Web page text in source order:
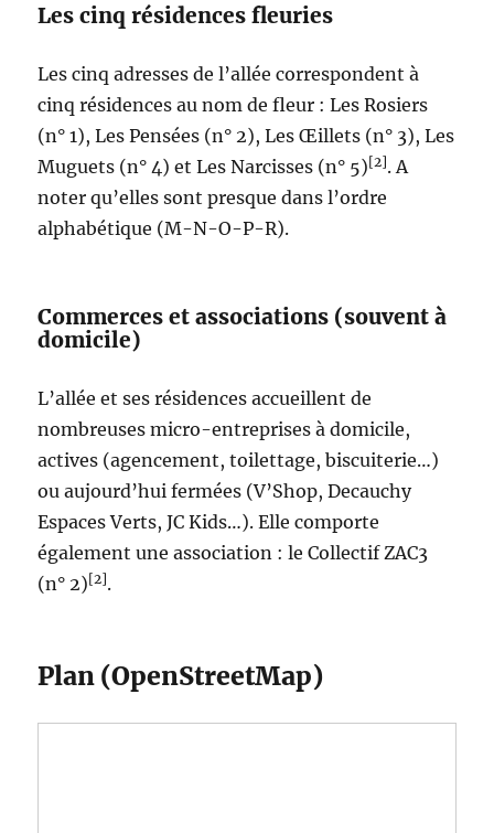
Les cinq résidences fleuries
Les cinq adresses de l’allée correspondent à
cinq résidences au nom de fleur : Les Rosiers
(n° 1), Les Pensées (n° 2), Les Œillets (n° 3), Les
Muguets (n° 4) et Les Narcisses (n° 5)[2]. A
noter qu’elles sont presque dans l’ordre
alphabétique (M-N-O-P-R).
Commerces et associations (souvent à
domicile)
L’allée et ses résidences accueillent de
nombreuses micro-entreprises à domicile,
actives (agencement, toilettage, biscuiterie…)
ou aujourd’hui fermées (V’Shop, Decauchy
Espaces Verts, JC Kids…). Elle comporte
également une association : le Collectif ZAC3
(n° 2)[2].
Plan (OpenStreetMap)